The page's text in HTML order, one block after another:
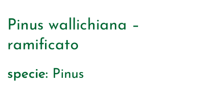
Pinus wallichiana –
ramificato
specie: Pinus